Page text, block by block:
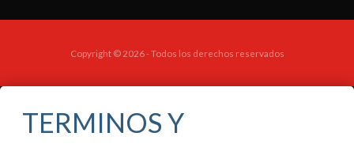
Copyright © 2026 - Todos los derechos reservados
TERMINOS Y